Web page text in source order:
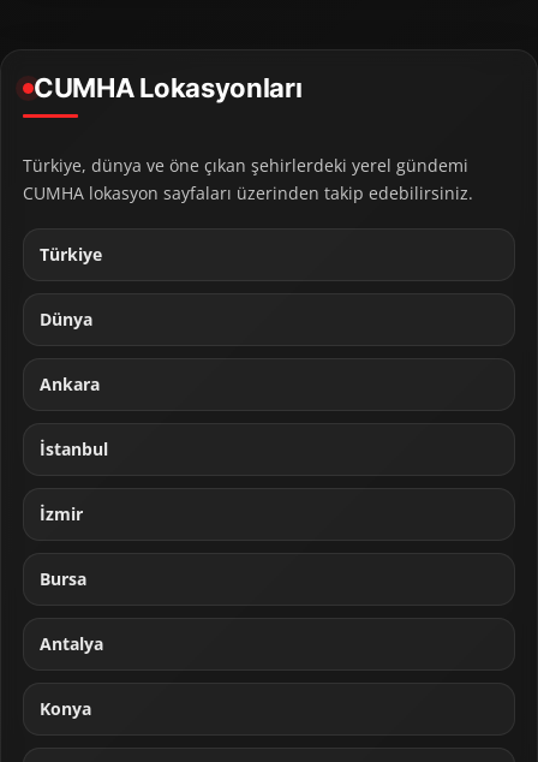
CUMHA Lokasyonları
Türkiye, dünya ve öne çıkan şehirlerdeki yerel gündemi
CUMHA lokasyon sayfaları üzerinden takip edebilirsiniz.
Türkiye
Dünya
Ankara
İstanbul
İzmir
Bursa
Antalya
Konya